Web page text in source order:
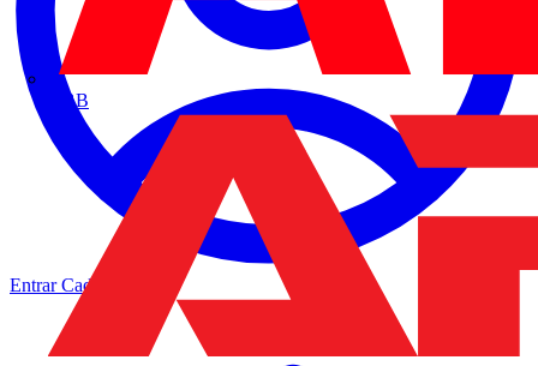
ABB
EntrarCadastrar